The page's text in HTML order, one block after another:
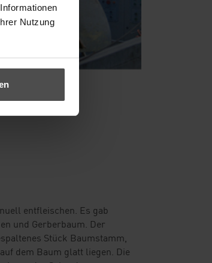
Nutzung
entfleischen. Es gab
und Gerberbaum. Der
Stück Baumstamm,
dem Baum glatt liegen. Die